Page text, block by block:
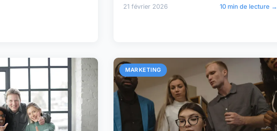
21 février 2026 10 min de lecture →
MARKETING